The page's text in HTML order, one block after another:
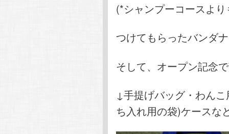
(*シャンプーコースよ
つけてもらったバンダ
そして、オープン記念
↓手提げバッグ・わん
ち入れ用の袋)ケースな